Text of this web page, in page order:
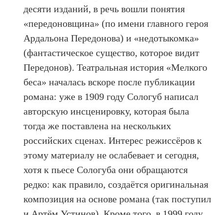
десяти изданий, в речь вошли понятия
«передоновщина» (по имени главного героя
Ардальона Передонова) и «недотыкомка»
(фантастическое существо, которое видит
Передонов). Театральная история «Мелкого
беса» началась вскоре после публикации
романа: уже в 1909 году Сологуб написал
авторскую инсценировку, которая была
тогда же поставлена на нескольких
российских сценах. Интерес режиссёров к
этому материалу не ослабевает и сегодня,
хотя к пьесе Сологуба они обращаются
редко: как правило, создаётся оригинальная
композиция на основе романа (так поступил